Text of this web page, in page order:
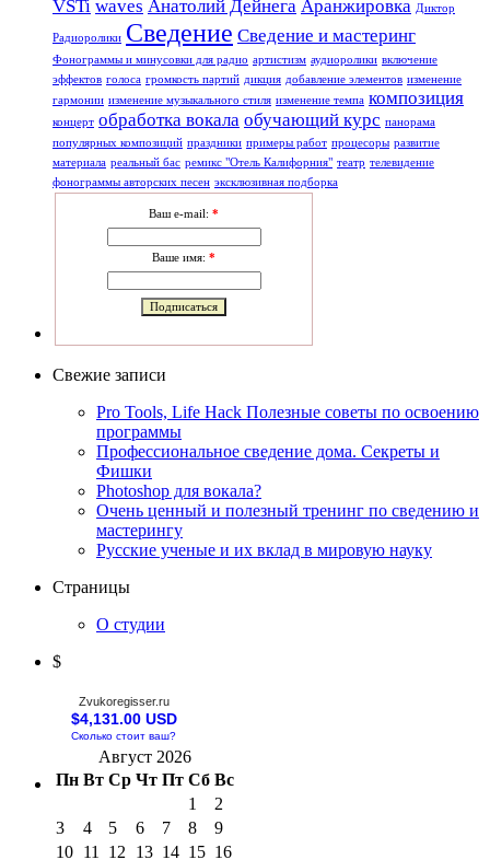
VSTi waves Анатолий Дейнега Аранжировка Диктор
Радиоролики Сведение Сведение и мастеринг
Фонограммы и минусовки для радио артистизм аудиоролики включение
эффектов голоса громкость партий дикция добавление элементов изменение
гармонии изменение музыкального стиля изменение темпа композиция
концерт обработка вокала обучающий курс панорама
популярных композиций праздники примеры работ процесоры развитие
материала реальный бас ремикс "Отель Калифорния" театр телевидение
фонограммы авторских песен эксклюзивная подборка
Ваш e-mail: *
Ваше имя: *
Свежие записи
Pro Tools, Life Hack Полезные советы по освоению
программы
Профессиональное сведение дома. Секреты и
Фишки
Photoshop для вокала?
Очень ценный и полезный тренинг по сведению и
мастерингу
Русские ученые и их вклад в мировую науку
Страницы
О студии
$
Zvukoregisser.ru
$4,131.00 USD
Сколько стоит ваш?
Август 2026
Пн Вт Ср Чт Пт Сб Вс
1
2
3
4 5 6 7 8
9
10 11 12 13 14 15 16